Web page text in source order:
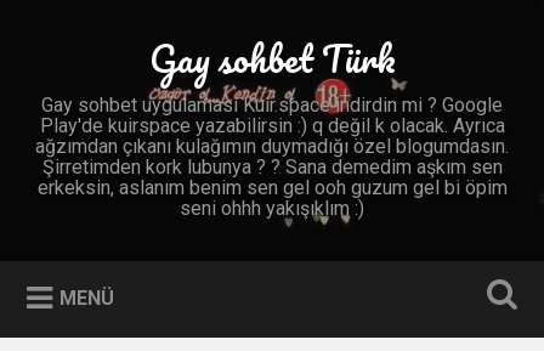
Gay sohbet Türk
Gay sohbet uygulaması Kuir.space indirdin mi ? Google
Play'de kuirspace yazabilirsin :) q değil k olacak. Ayrıca
ağzımdan çıkanı kulağımın duymadığı özel blogumdasın.
Şirretimden kork lubunya ? ? Sana demedim aşkım sen
erkeksin, aslanım benim sen gel ooh guzum gel bi öpim
seni ohhh yakışıklım :)
MENÜ